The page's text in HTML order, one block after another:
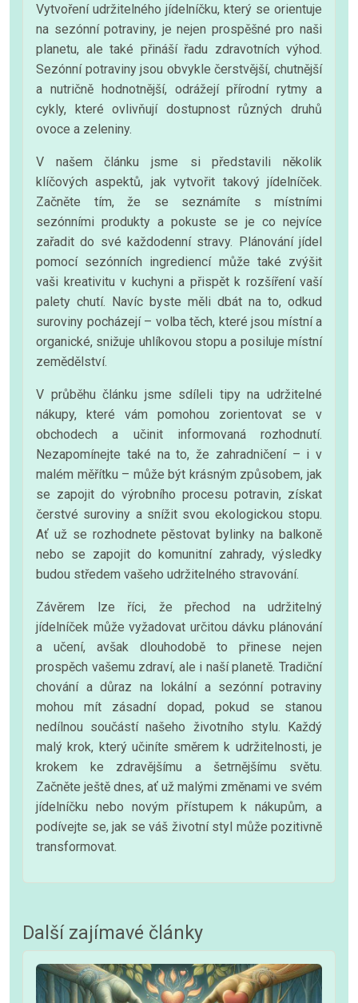
Vytvoření udržitelného jídelníčku, který se orientuje
na sezónní potraviny, je nejen prospěšné pro naši
planetu, ale také přináší řadu zdravotních výhod.
Sezónní potraviny jsou obvykle čerstvější, chutnější
a nutričně hodnotnější, odrážejí přírodní rytmy a
cykly, které ovlivňují dostupnost různých druhů
ovoce a zeleniny.
V našem článku jsme si představili několik
klíčových aspektů, jak vytvořit takový jídelníček.
Začněte tím, že se seznámíte s místními
sezónními produkty a pokuste se je co nejvíce
zařadit do své každodenní stravy. Plánování jídel
pomocí sezónních ingrediencí může také zvýšit
vaši kreativitu v kuchyni a přispět k rozšíření vaší
palety chutí. Navíc byste měli dbát na to, odkud
suroviny pocházejí – volba těch, které jsou místní a
organické, snižuje uhlíkovou stopu a posiluje místní
zemědělství.
V průběhu článku jsme sdíleli tipy na udržitelné
nákupy, které vám pomohou zorientovat se v
obchodech a učinit informovaná rozhodnutí.
Nezapomínejte také na to, že zahradničení – i v
malém měřítku – může být krásným způsobem, jak
se zapojit do výrobního procesu potravin, získat
čerstvé suroviny a snížit svou ekologickou stopu.
Ať už se rozhodnete pěstovat bylinky na balkoně
nebo se zapojit do komunitní zahrady, výsledky
budou středem vašeho udržitelného stravování.
Závěrem lze říci, že přechod na udržitelný
jídelníček může vyžadovat určitou dávku plánování
a učení, avšak dlouhodobě to přinese nejen
prospěch vašemu zdraví, ale i naší planetě. Tradiční
chování a důraz na lokální a sezónní potraviny
mohou mít zásadní dopad, pokud se stanou
nedílnou součástí našeho životního stylu. Každý
malý krok, který učiníte směrem k udržitelnosti, je
krokem ke zdravějšímu a šetrnějšímu světu.
Začněte ještě dnes, ať už malými změnami ve svém
jídelníčku nebo novým přístupem k nákupům, a
podívejte se, jak se váš životní styl může pozitivně
transformovat.
Další zajímavé články